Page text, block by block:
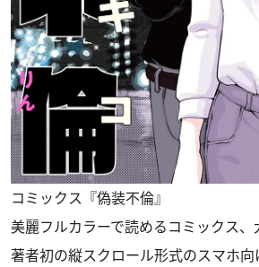
コミックス『偽装不倫』
美麗フルカラーで読めるコミックス、
著者初の縦スクロール形式のスマホ